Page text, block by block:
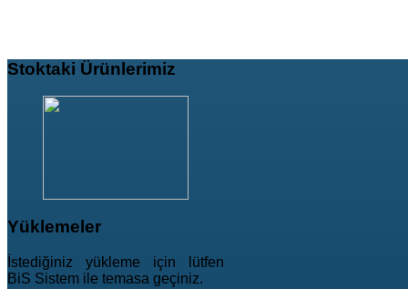
Stoktaki Ürünlerimiz
Yüklemeler
İstediğiniz yükleme için lütfen
BiS Sistem ile temasa geçiniz.